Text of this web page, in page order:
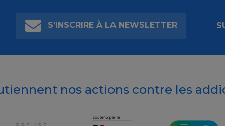
S’INSCRIRE À LA NEWSLETTER
nos actions contre les